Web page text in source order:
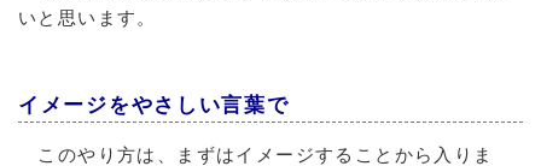
いと思います。
イメージをやさしい言葉で
このやり方は、まずはイメージすることから入りま